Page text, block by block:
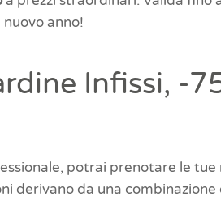
anno!
Infissi, -
potrai prenotare le
derivano da una